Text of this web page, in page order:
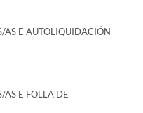
AS E AUTOLIQUIDACIÓN
E FOLLA DE